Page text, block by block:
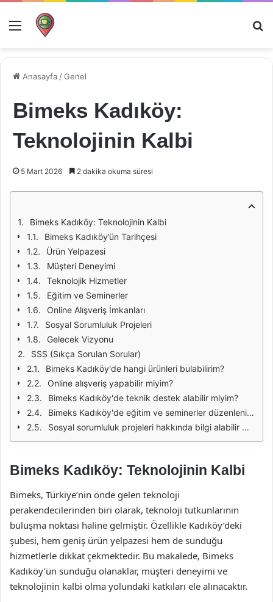
Menü
Anasayfa /Genel
Bimeks Kadıköy:
Teknolojinin Kalbi
5 Mart 2026 2 dakika okuma süresi
Bimeks Kadıköy: Teknolojinin Kalbi
Bimeks Kadıköy’ün Tarihçesi
Ürün Yelpazesi
Müşteri Deneyimi
Teknolojik Hizmetler
Eğitim ve Seminerler
Online Alışveriş İmkanları
Sosyal Sorumluluk Projeleri
Gelecek Vizyonu
SSS (Sıkça Sorulan Sorular)
Bimeks Kadıköy'de hangi ürünleri bulabilirim?
Online alışveriş yapabilir miyim?
Bimeks Kadıköy'de teknik destek alabilir miyim?
Bimeks Kadıköy'de eğitim ve seminerler düzenleniyor mu?
Sosyal sorumluluk projeleri hakkında bilgi alabilir miyim?
Bimeks Kadıköy: Teknolojinin Kalbi
Bimeks, Türkiye’nin önde gelen teknoloji
perakendecilerinden biri olarak, teknoloji tutkunlarının
buluşma noktası haline gelmiştir. Özellikle Kadıköy’deki
şubesi, hem geniş ürün yelpazesi hem de sunduğu
hizmetlerle dikkat çekmektedir. Bu makalede, Bimeks
Kadıköy’ün sunduğu olanaklar, müşteri deneyimi ve
teknolojinin kalbi olma yolundaki katkıları ele alınacaktır.